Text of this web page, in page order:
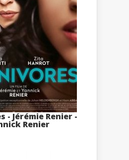
- Jérémie Renier -
Renier